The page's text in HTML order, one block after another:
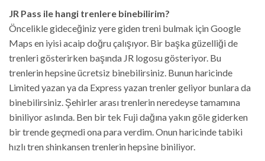
JR Pass ile hangi trenlere binebilirim?
Öncelikle gideceğiniz yere giden treni bulmak için Google
Maps en iyisi acaip doğru çalışıyor. Bir başka güzelliği de
trenleri gösterirken başında JR logosu gösteriyor. Bu
trenlerin hepsine ücretsiz binebilirsiniz. Bunun haricinde
Limited yazan ya da Express yazan trenler geliyor bunlara da
binebilirsiniz. Şehirler arası trenlerin neredeyse tamamına
biniliyor aslında. Ben bir tek Fuji dağına yakın göle giderken
bir trende geçmedi ona para verdim. Onun haricinde tabiki
hızlı tren shinkansen trenlerin hepsine biniliyor.